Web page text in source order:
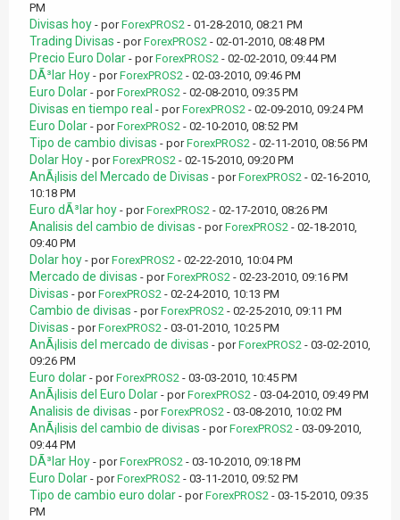
PM
Divisas hoy - porForexPROS2 - 01-28-2010, 08:21 PM
Trading Divisas - porForexPROS2 - 02-01-2010, 08:48 PM
Precio Euro Dolar - porForexPROS2 - 02-02-2010, 09:44 PM
DÃ³lar Hoy - porForexPROS2 - 02-03-2010, 09:46 PM
Euro Dolar - porForexPROS2 - 02-08-2010, 09:35 PM
Divisas en tiempo real - porForexPROS2 - 02-09-2010, 09:24 PM
Euro Dolar - porForexPROS2 - 02-10-2010, 08:52 PM
Tipo de cambio divisas - porForexPROS2 - 02-11-2010, 08:56 PM
Dolar Hoy - porForexPROS2 - 02-15-2010, 09:20 PM
AnÃ¡lisis del Mercado de Divisas - porForexPROS2 - 02-16-2010,
10:18 PM
Euro dÃ³lar hoy - porForexPROS2 - 02-17-2010, 08:26 PM
Analisis del cambio de divisas - porForexPROS2 - 02-18-2010,
09:40 PM
Dolar hoy - porForexPROS2 - 02-22-2010, 10:04 PM
Mercado de divisas - porForexPROS2 - 02-23-2010, 09:16 PM
Divisas - porForexPROS2 - 02-24-2010, 10:13 PM
Cambio de divisas - porForexPROS2 - 02-25-2010, 09:11 PM
Divisas - porForexPROS2 - 03-01-2010, 10:25 PM
AnÃ¡lisis del mercado de divisas - porForexPROS2 - 03-02-2010,
09:26 PM
Euro dolar - porForexPROS2 - 03-03-2010, 10:45 PM
AnÃ¡lisis del Euro Dolar - porForexPROS2 - 03-04-2010, 09:49 PM
Analisis de divisas - porForexPROS2 - 03-08-2010, 10:02 PM
AnÃ¡lisis del cambio de divisas - porForexPROS2 - 03-09-2010,
09:44 PM
DÃ³lar Hoy - porForexPROS2 - 03-10-2010, 09:18 PM
Euro Dolar - porForexPROS2 - 03-11-2010, 09:52 PM
Tipo de cambio euro dolar - porForexPROS2 - 03-15-2010, 09:35
PM